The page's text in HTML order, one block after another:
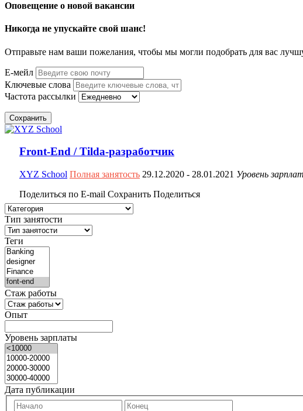
Оповещение о новой вакансии
Никогда не упускайте свой шанс!
Отправьте нам ваши пожелания, чтобы мы могли подобрать для вас
Е-мейл
Ключевые слова
Частота рассылки
Сохранить
Front-End / Tilda-разработчик
XYZ School Полная занятость 29.12.2020 - 28.01.2021 Уровень
Поделиться по E-mail Сохранить Поделиться
Тип занятости
Теги
Стаж работы
Опыт
Уровень зарплаты
Дата публикации